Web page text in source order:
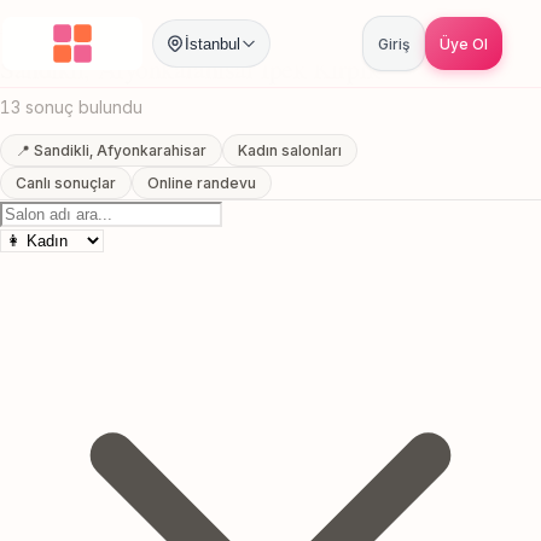
İstanbul Giriş Üye Ol
Anasayfa / Afyonkarahisar Sandikli Ipek Kirpik
Sandikli, Afyonkarahisar Ipek Kirpik
13 sonuç bulundu
📍 Sandikli, Afyonkarahisar
Kadın salonları
Canlı sonuçlar
Online randevu